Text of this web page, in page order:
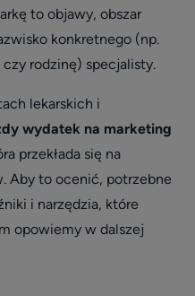
to objawy, obszar
konkretnego (np.
rodzinę) specjalisty.
lekarskich i
wydatek na marketing
przekłada się na
Aby to ocenić, potrzebne
i narzędzia, które
opowiemy w dalszej